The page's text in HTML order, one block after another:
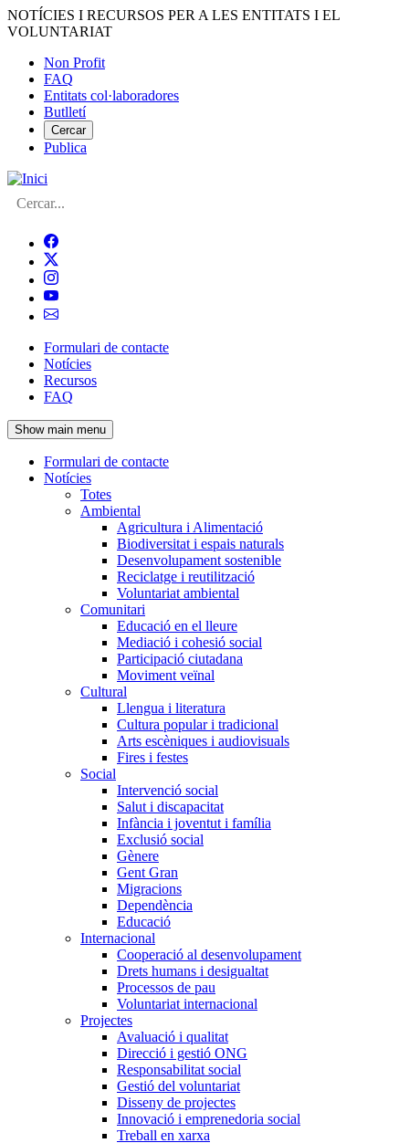
Vés
al
NOTÍCIES I RECURSOS PER A LES ENTITATS I EL
VOLUNTARIAT
Menú
del
compte
d'usuari
Non Profit
FAQ
Entitats col·laboradores
Butlletí
Cercar
Publica
Cerca
Navegació
principal
de
l'encapçalament
Formulari de contacte
Notícies
Recursos
FAQ
Show main menu
Navegació
principal
Formulari de contacte
Notícies
Totes
Ambiental
Agricultura i Alimentació
Biodiversitat i espais naturals
Desenvolupament sostenible
Reciclatge i reutilització
Voluntariat ambiental
Comunitari
Educació en el lleure
Mediació i cohesió social
Participació ciutadana
Moviment veïnal
Cultural
Llengua i literatura
Cultura popular i tradicional
Arts escèniques i audiovisuals
Fires i festes
Social
Intervenció social
Salut i discapacitat
Infància i joventut i família
Exclusió social
Gènere
Gent Gran
Migracions
Dependència
Educació
Internacional
Cooperació al desenvolupament
Drets humans i desigualtat
Processos de pau
Voluntariat internacional
Projectes
Avaluació i qualitat
Direcció i gestió ONG
Responsabilitat social
Gestió del voluntariat
Disseny de projectes
Innovació i emprenedoria social
Treball en xarxa